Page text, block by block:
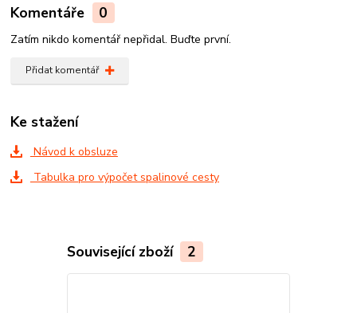
Komentáře 0
Zatím nikdo komentář nepřidal. Buďte první.
Přidat komentář
Ke stažení
Návod k obsluze
Tabulka pro výpočet spalinové cesty
Související zboží 2